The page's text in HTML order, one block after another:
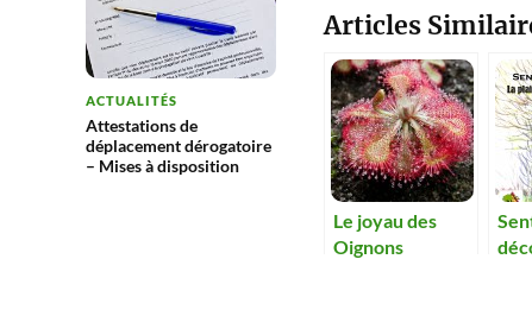
ACTUALITÉS
Attestations de
déplacement dérogatoire
– Mises à disposition
Articles
Le joyau des
Oignons